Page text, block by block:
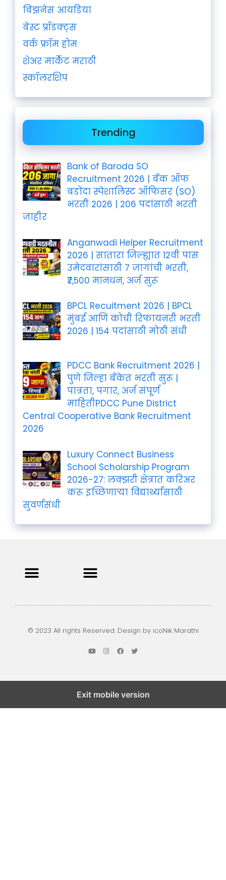
बिझनेस आयडिया
बेस्ट प्रॉडक्ट्स
वर्क फ्रॉम होम
शेअर मार्केट मराठी
स्कॉलरशिप
Trending
Bank of Baroda SO
Recruitment 2026 | बँक ऑफ
बडोदा स्पेशालिस्ट ऑफिसर (SO)
भरती 2026 | 206 पदांसाठी भरती
जाहीर
Anganwadi Helper Recruitment
2026 | सातारा जिल्ह्यात 12वी पास
उमेदवारांसाठी 7 जागांची भरती,
₹7,500 मानधन, अर्ज सुरू
BPCL Recuitment 2026 | BPCL
मुंबई आणि कोची रिफायनरी भरती
2026 | 154 पदांसाठी मोठी संधी
PDCC Bank Recruitment 2026 |
पुणे जिल्हा बँकेत भरती सुरू |
पात्रता, पगार, अर्ज संपूर्ण
माहितीPDCC Pune District
Central Cooperative Bank Recruitment
2026
Luxury Connect Business
School Scholarship Program
2026-27: लक्झरी क्षेत्रात करिअर
करू इच्छिणाऱ्या विद्यार्थ्यांसाठी
सुवर्णसंधी
© 2023 All rights Reserved. Design by icoNik Marathi
Exit mobile version